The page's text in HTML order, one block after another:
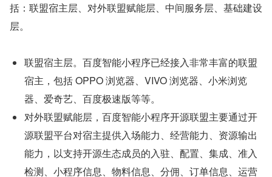
括：联盟宿主层、对外联盟赋能层、中间服务层、基础建设
层。
联盟宿主层。百度智能小程序已经接入非常丰富的联盟
宿主，包括 OPPO 浏览器、VIVO 浏览器、小米浏览
器、爱奇艺、百度极速版等等。
对外联盟赋能层，百度智能小程序开源联盟主要通过开
源联盟平台对宿主提供入场能力、经营能力、资源输出
能力，以支持开源生态成员的入驻、配置、集成、准入
检测、小程序信息、物料信息、分佣、订单信息、运营